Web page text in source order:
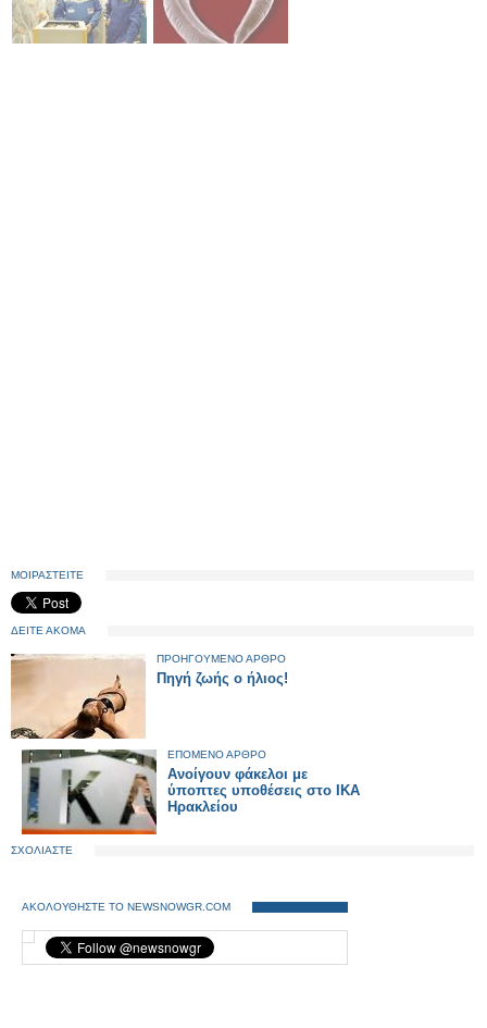
ΜΟΙΡΑΣΤΕΙΤΕ
ΔΕΙΤΕ ΑΚΟΜΑ
ΠΡΟΗΓΟΥΜΕΝΟ ΑΡΘΡΟ
Πηγή ζωής ο ήλιος!
ΕΠΟΜΕΝΟ ΑΡΘΡΟ
Ανοίγουν φάκελοι με
ύποπτες υποθέσεις στο ΙΚΑ
Ηρακλείου
ΣΧΟΛΙΑΣΤΕ
ΑΚΟΛΟΥΘΗΣΤΕ ΤΟ NEWSNOWGR.COM